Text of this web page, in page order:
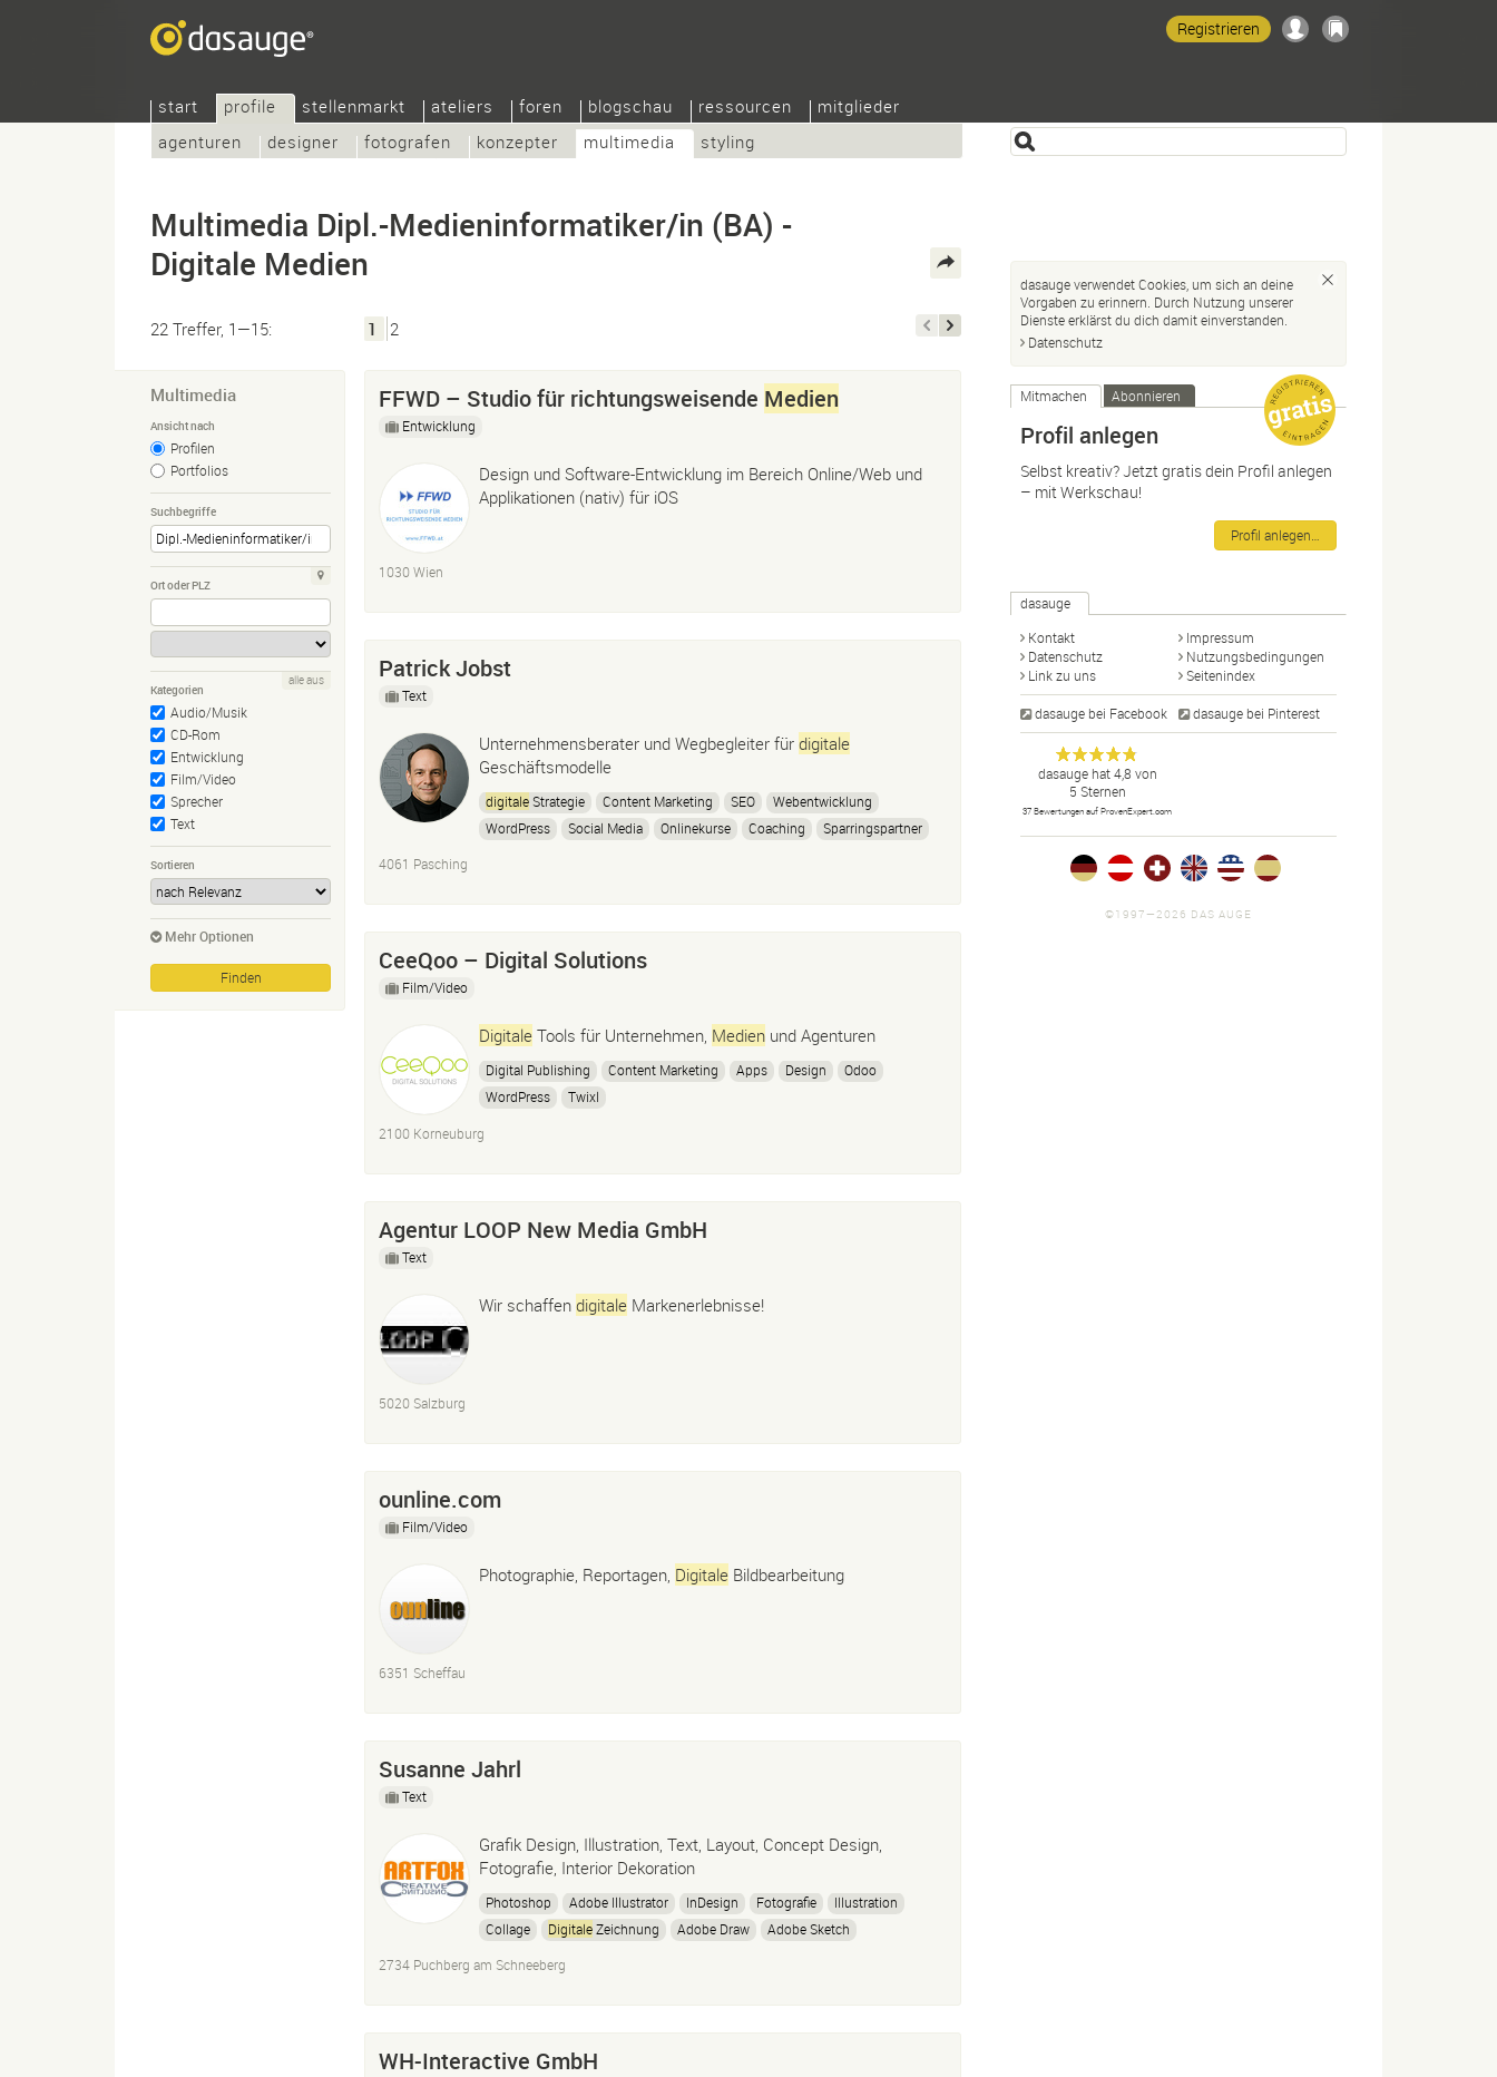
start
profile
agenturen
designer fotografen konzepter multimedia styling
stellenmarkt ateliers foren blogschau ressourcen mitglieder
Registrieren
Multimedia Dipl.-Medieninformatiker/in (BA) -
Digitale Medien
22 Treffer, 1—15: 1 2
Multimedia
Ansicht nach
Profilen
Portfolios
Suchbegriffe
Ort oder PLZ
Kategorien
Audio/Musik
CD-Rom
Entwicklung
Film/Video
Sprecher
Text
alle aus
Sortieren
Mehr Optionen
FFWD – Studio für richtungsweisende Medien
Entwicklung
Design und Software-Entwicklung im Bereich Online/Web und
Applikationen (nativ) für iOS
1030 Wien
Patrick Jobst
Text
Unternehmensberater und Wegbegleiter für digitale
Geschäftsmodelle
digitaleStrategie Content Marketing SEO
Webentwicklung
WordPress
Social Media Onlinekurse Coaching
Sparringspartner
4061 Pasching
CeeQoo – Digital Solutions
Film/Video
Digitale Tools für Unternehmen, Medien und Agenturen
Digital Publishing Content Marketing Apps Design
Odoo
WordPress
Twixl
2100 Korneuburg
Agentur LOOP New Media GmbH
Text
Wir schaffen digitale Markenerlebnisse!
5020 Salzburg
ounline.com
Film/Video
Photographie, Reportagen, Digitale Bildbearbeitung
6351 Scheffau
Susanne Jahrl
Text
Grafik Design, Illustration, Text, Layout, Concept Design,
Fotografie, Interior Dekoration
Photoshop Adobe Illustrator InDesign Fotografie
Illustration
Collage
DigitaleZeichnung Adobe Draw
Adobe Sketch
2734 Puchberg am Schneeberg
WH-Interactive GmbH
dasauge verwendet Cookies, um sich an deine
Vorgaben zu erinnern. Durch Nutzung unserer
Dienste erklärst du dich damit einverstanden.
Datenschutz
Mitmachen Abonnieren
Profil anlegen
Selbst kreativ? Jetzt gratis dein Profil anlegen
– mit Werkschau!
Profil anlegen…
dasauge
Kontakt
Impressum
Datenschutz
Nutzungsbedingungen
Link zu uns
Seitenindex
dasauge bei Facebook dasauge bei Pinterest
dasauge
Designer,
Fotografen,
Agenturen,
Portfolios
und Jobs.
Anonym
dasaugehat4,8 von
5 Sternen
37 Bewertungen auf ProvenExpert.com
©1997—2026 DAS AUGE